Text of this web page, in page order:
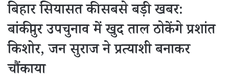
बिहार सियासत की सबसे बड़ी खबर:
बांकीपुर उपचुनाव में खुद ताल ठोकेंगे प्रशांत
किशोर, जन सुराज ने प्रत्याशी बनाकर
चौंकाया